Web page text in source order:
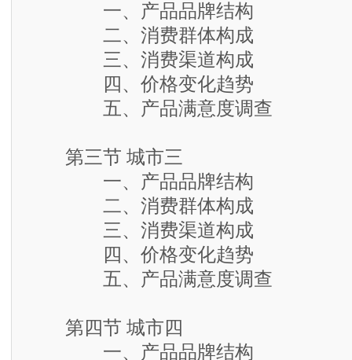
一、产品品牌结构
二、消费群体构成
三、消费渠道构成
四、价格变化趋势
五、产品满意度调查
第三节 城市三
一、产品品牌结构
二、消费群体构成
三、消费渠道构成
四、价格变化趋势
五、产品满意度调查
第四节 城市四
一、产品品牌结构